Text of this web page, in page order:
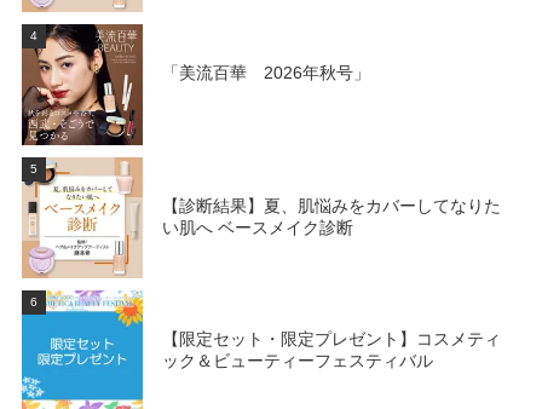
4
「美流百華 2026年秋号」
5
【診断結果】夏、肌悩みをカバーしてなりた
い肌へ ベースメイク診断
6
【限定セット・限定プレゼント】コスメティ
ック＆ビューティーフェスティバル